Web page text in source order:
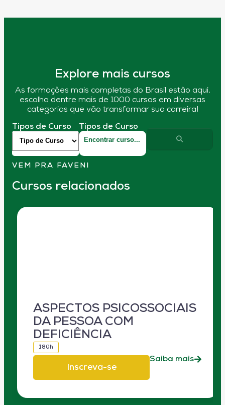
Explore mais cursos
As formações mais completas do Brasil estão aqui,
escolha dentre mais de 1000 cursos em diversas
categorias que vão transformar sua carreira!
Tipos de Curso Tipos de Curso
VEM PRA FAVENI
Cursos relacionados
ASPECTOS PSICOSSOCIAIS
DA PESSOA COM
DEFICIÊNCIA
180h
Inscreva-se
Saiba mais